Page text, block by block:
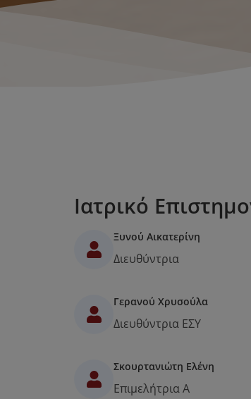
Ιατρικό
Ξυνού Αικατερίνη
Διευθύντρια
Γερανού Χρυσούλα
Διευθύντρια ΕΣΥ
Σκουρτανιώτη Ελένη
Επιμελήτρια Α